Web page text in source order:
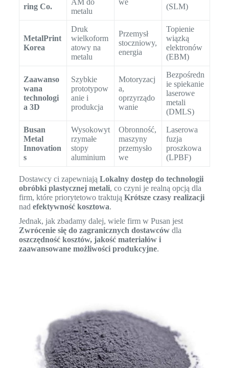
ring Co.
AM do
metalu
we
(SLM)
MetalPrint
Korea
Druk
wielkoform
atowy na
metalu
Przemysł
stoczniowy,
energia
Topienie
wiązką
elektronów
(EBM)
Zaawanso
wana
technologi
a 3D
Szybkie
prototypow
anie i
produkcja
Motoryzacj
a,
oprzyrządo
wanie
Bezpośredn
ie spiekanie
laserowe
metali
(DMLS)
Busan
Metal
Innovation
s
Wysokowyt
rzymałe
stopy
aluminium
Obronność,
maszyny
przemysło
we
Laserowa
fuzja
proszkowa
(LPBF)
Dostawcy ci zapewniają Lokalny dostęp do technologii
obróbki plastycznej metali, co czyni je realną opcją dla
firm, które priorytetowo traktują Krótsze czasy realizacji
nad efektywność kosztowa.
Jednak, jak zbadamy dalej, wiele firm w Pusan jest
Zwrócenie się do zagranicznych dostawcówdla
oszczędność kosztów, jakość materiałów i
zaawansowane możliwości produkcyjne.